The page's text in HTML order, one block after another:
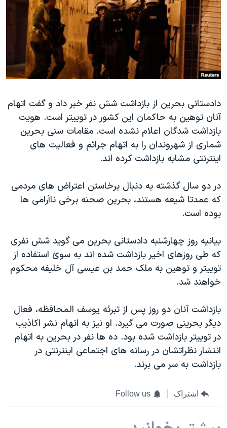
فرهنگ و زندگی
حقوق شهروندی
اقتصادی
علم و فناوری
گالری عکس
آرشیو پخش زنده
مستندها
انتخابات ریاست جمهوری آمریکا ۲۰۲۴
حمله جمهوری اسلامی به اسرائیل
رمز مهسا
اعتراضات زن، زندگی، آزادی
مجموعه مستندهای دادخواهی
تریبونال مردمی آبان ۹۸
دادگاه حمید نوری
قانون شفافیت دارائی کادر رهبری ایران
اعتراضات مردمی آبان ۹۸
نرگس محمدی برنده جایزه نوبل صلح
همایش محافظه‌کاران آمریکا «سی‌پک»
صفحه‌های ویژه
دنبال کنید
زبانهای مختلف
دادستانی بحرین از بازداشت شش نفر خبر داد و گفت اتهام
آنان توهین به حاکمان این کشور در توییتر است. هویت
بازداشت شدگان اعلام نشده است. مقامات سنی بحرین
شماری از شهروندان را به اتهام جرائم و فعالیت های
اینترنتی مشابه بازداشت کرده اند.
در دو سال گذشته به دنبال برخاستن اعتراض های مردمی
که عمدتا شیعه هستند، بحرین صحنه برخی ناآرامی ها
بوده است.
بیانیه روز چهارشنبه دادستانی بحرین می گوید شش نفری
که طی روزهای اخیر بازداشت شده اند به سوئ استفاده از
توییتر و توهین به ملک حمد بن عیسی آل خلیفه محکوم
خواهند شد.
بازداشت آنان دو روز پس از تبرئه یوسف المحافظه، فعال
دیگر بحرینی صورت می گیرد. او نیز به اتهام نشر اکاذیب
در توییتر بازداشت شده بود. ده ها نفر در بحرین به اتهام
انتشار نظراتشان در رسانه های اجتماعی اینترنتی در
بازداشت به سر می برند.
اشتراک Follow us